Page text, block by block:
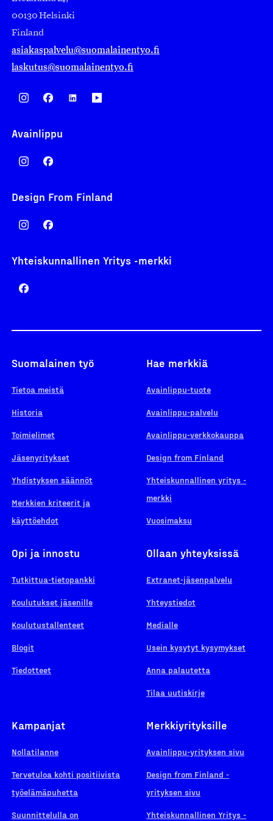
00130 Helsinki
Finland
asiakaspalvelu@suomalainentyo.fi
laskutus@suomalainentyo.fi
Avainlippu
Design From Finland
Yhteiskunnallinen Yritys -merkki
Suomalainen työ
Tietoa meistä
Historia
Toimielimet
Jäsenyritykset
Yhdistyksen säännöt
Merkkien kriteerit ja
käyttöehdot
Hae merkkiä
Avainlippu-tuote
Avainlippu-palvelu
Avainlippu-verkkokauppa
Design from Finland
Yhteiskunnallinen yritys -
merkki
Vuosimaksu
Opi ja innostu
Tutkittua-tietopankki
Koulutukset jäsenille
Koulutustallenteet
Blogit
Tiedotteet
Ollaan yhteyksissä
Extranet-jäsenpalvelu
Yhteystiedot
Medialle
Usein kysytyt kysymykset
Anna palautetta
Tilaa uutiskirje
Kampanjat
Nollatilanne
Tervetuloa kohti positiivista
työelämäpuhetta
Suunnittelulla on
Merkkiyrityksille
Avainlippu-yrityksen sivu
Design from Finland -
yrityksen sivu
Yhteiskunnallinen Yritys -